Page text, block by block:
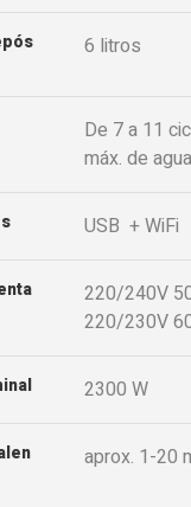
6 litros
De 7 a 11
máx. de
USB + WiFi
220/240V
220/230V
2300 W
aprox. 1-20